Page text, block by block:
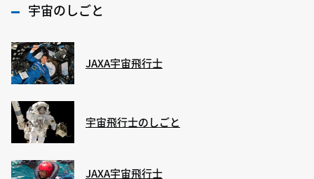
宇宙のしごと
JAXA宇宙飛行士
宇宙飛行士のしごと
JAXA宇宙飛行士